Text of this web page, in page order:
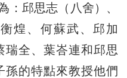
邱思志（八舍）、
煌、何蘇武、邱加
瑞全、葉峇連和邱思
孫的特點來教授他們